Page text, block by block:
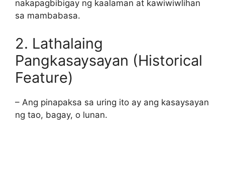
nakapagbibigay ng kaalaman at kawiwiwlihan
sa mambabasa.
2. Lathalaing
Pangkasaysayan (Historical
Feature)
– Ang pinapaksa sa uring ito ay ang kasaysayan
ng tao, bagay, o lunan.